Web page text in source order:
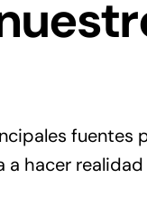
fuentes
a hacer